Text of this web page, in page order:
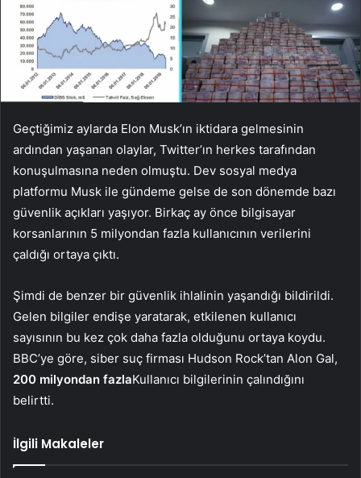
Geçtiğimiz aylarda Elon Musk’ın iktidara gelmesinin
ardından yaşanan olaylar, Twitter’ın herkes tarafından
konuşulmasına neden olmuştu. Dev sosyal medya
platformu Musk ile gündeme gelse de son dönemde bazı
güvenlik açıkları yaşıyor. Birkaç ay önce bilgisayar
korsanlarının 5 milyondan fazla kullanıcının verilerini
çaldığı ortaya çıktı.
Şimdi de benzer bir güvenlik ihlalinin yaşandığı bildirildi.
Gelen bilgiler endişe yaratarak, etkilenen kullanıcı
sayısının bu kez çok daha fazla olduğunu ortaya koydu.
BBC’ye göre, siber suç firması Hudson Rock’tan Alon Gal,
200 milyondan fazlaKullanıcı bilgilerinin çalındığını
belirtti.
İlgili Makaleler